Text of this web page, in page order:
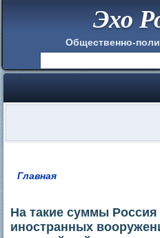
Эхо
Общественно-
Главная
На такие суммы Россия
иностранных